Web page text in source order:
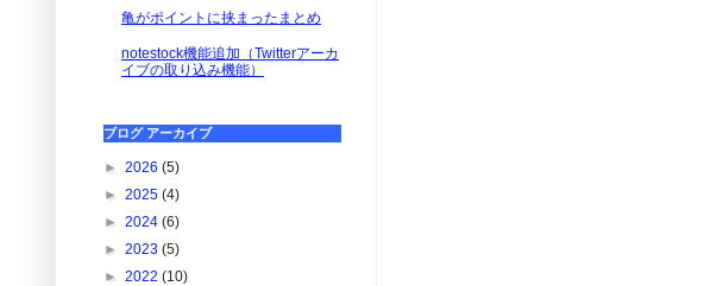
亀がポイントに挟まったまとめ
notestock機能追加（Twitterアーカ
イブの取り込み機能）
ブログ アーカイブ
► 2026 (5)
► 2025 (4)
► 2024 (6)
► 2023 (5)
► 2022 (10)